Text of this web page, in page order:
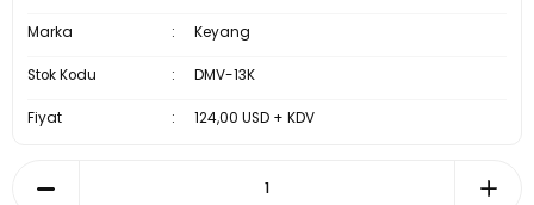
Marka Keyang
Stok Kodu DMV-13K
Fiyat 124,00 USD + KDV